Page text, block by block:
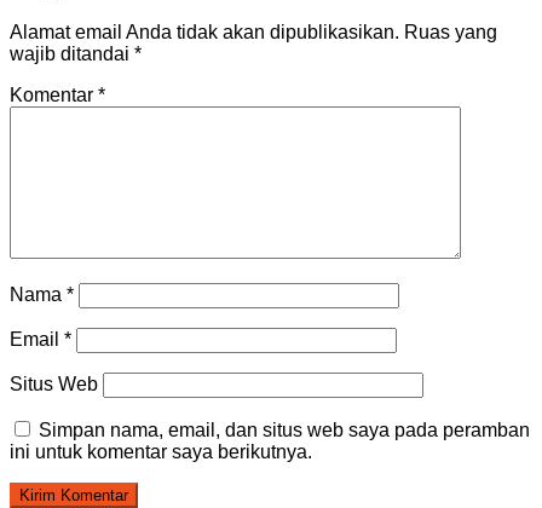
Alamat email Anda tidak akan dipublikasikan. Ruas yang
wajib ditandai *
Komentar *
Nama *
Email *
Situs Web
Simpan nama, email, dan situs web saya pada peramban
ini untuk komentar saya berikutnya.